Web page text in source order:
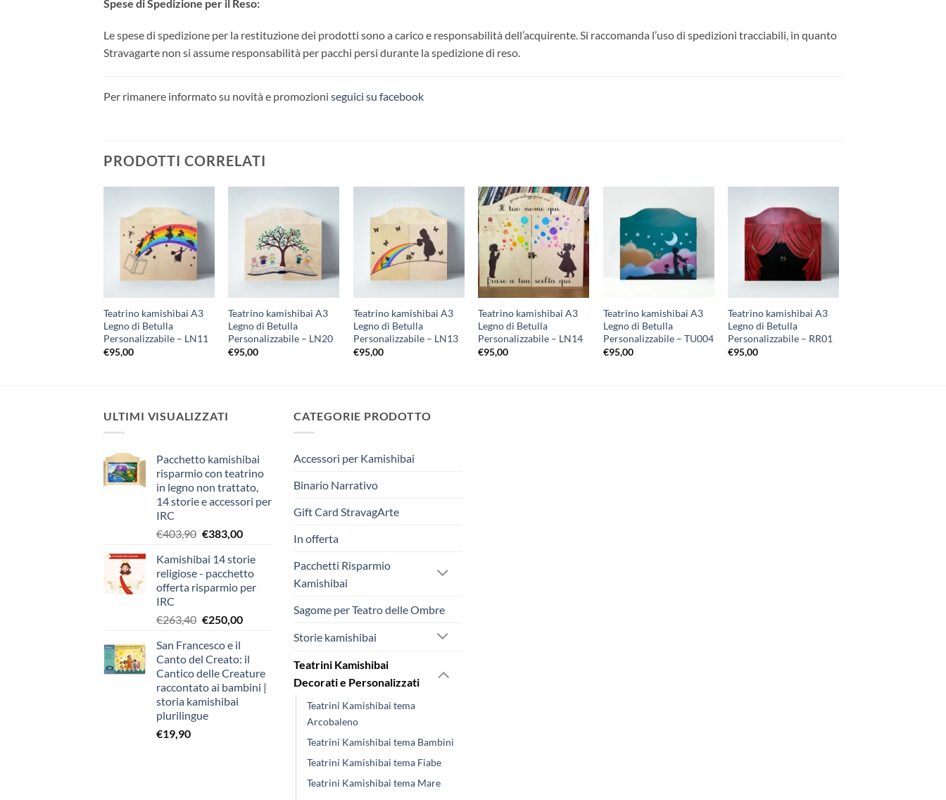
Spese di Spedizione per il Reso:
Le spese di spedizione per la restituzione dei prodotti sono a carico e responsabilità dell’acquirente. Si raccomanda l’uso di spedizioni tracciabili, in quanto
Stravagarte non si assume responsabilità per pacchi persi durante la spedizione di reso.
Per rimanere informato su novità e promozioni seguici su facebook
PRODOTTI CORRELATI
Aggiungi
alla lista
dei
desideri
Teatrino kamishibai A3
Legno di Betulla
Personalizzabile – LN11
€95,00
Aggiungi
alla lista
dei
desideri
Teatrino kamishibai A3
Legno di Betulla
Personalizzabile – LN20
€95,00
Aggiungi
alla lista
dei
desideri
Teatrino kamishibai A3
Legno di Betulla
Personalizzabile – LN13
€95,00
Aggiungi
alla lista
dei
desideri
Teatrino kamishibai A3
Legno di Betulla
Personalizzabile – LN14
€95,00
Aggiungi
alla lista
dei
desideri
Teatrino kamishibai A3
Legno di Betulla
Personalizzabile – TU004
€95,00
Aggiungi
alla lista
dei
desideri
Teatrino kamishibai A3
Legno di Betulla
Personalizzabile – RR01
€95,00
ULTIMI VISUALIZZATI
Pacchetto kamishibai
risparmio con teatrino
in legno non trattato,
14 storie e accessori per
IRC
€403,90 Il
originale
era:
€403,90.
€383,00Il
attuale
è:
€383,00.
Kamishibai 14 storie
religiose - pacchetto
offerta risparmio per
IRC
€263,40 Il
originale
era:
€263,40.
€250,00Il
è:
€250,00.
San Francesco e il
Canto del Creato: il
Cantico delle Creature
raccontato ai bambini |
storia kamishibai
plurilingue
€19,90
CATEGORIE PRODOTTO
Accessori per Kamishibai
Binario Narrativo
Gift Card StravagArte
In offerta
Pacchetti Risparmio
Kamishibai
Sagome per Teatro delle Ombre
Storie kamishibai
Teatrini Kamishibai
Decorati e Personalizzati
Teatrini Kamishibai tema
Arcobaleno
Teatrini Kamishibai tema Bambini
Teatrini Kamishibai tema Fiabe
Teatrini Kamishibai tema Mare